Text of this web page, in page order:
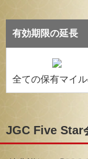
有効期限の延長
全ての保有マイ
JGC Five Star